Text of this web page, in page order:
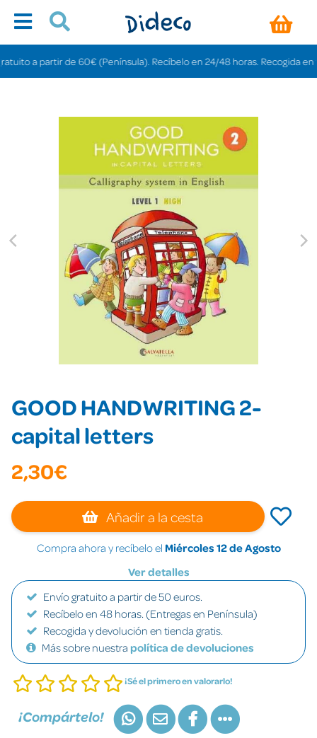
a partir de 60€ (Península). Recíbelo en 24/48 horas. Recogida en
GOOD HANDWRITING 2-
capital letters
2,30€
Añadir a la cesta
Compra ahora y recíbelo el Miércoles 12 de Agosto
Ver detalles
Envío gratuito a partir de 50 euros.
Recíbelo en 48 horas. (Entregas en Península)
Recogida y devolución en tienda gratis.
Más sobre nuestra política de devoluciones
¡Sé el primero en valorarlo!
¡Compártelo!